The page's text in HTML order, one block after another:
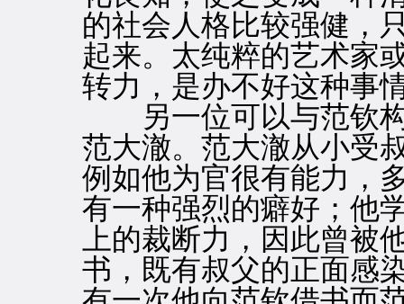
的社会人格比较强健，
起来。太纯粹的艺术家
转力，是办不好这种事
另一位可以与范钦构
范大澈。范大澈从小受
例如他为官很有能力，
有一种强烈的癖好；他
上的裁断力，因此曾被
书，既有叔父的正面感